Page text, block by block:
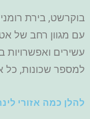
בוקרשט, בירת
עם מגוון רחב של
עשירים ואפשרויות
למספר שכונות, כל
להלן כמה אזורי